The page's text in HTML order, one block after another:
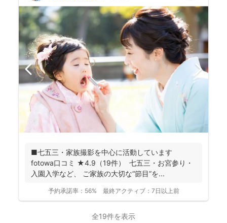
■七五三・家族撮影を中心に活動しています
fotowa口コミ ★4.9（19件） 七五三・お宮参り・
入園入学など、 ご家族の大切な“節目”を...
予約承諾率： 56% 最終アクティブ： 7日以上前
全19件を表示